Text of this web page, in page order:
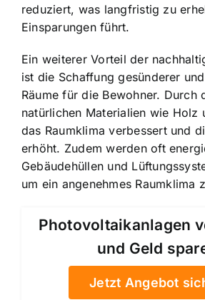
reduziert, was langfristig zu
Einsparungen führt.
Ein weiterer Vorteil der
ist die Schaffung gesünderer
Räume für die Bewohner. Durch
natürlichen Materialien wie Holz
das Raumklima verbessert und
erhöht. Zudem werden oft
Gebäudehüllen und
um ein angenehmes Raumklima
Photovoltaikanlagen
und Geld
Jetzt Angebot